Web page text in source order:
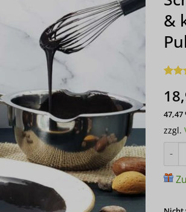
&
mit
von
47,47
zzgl.